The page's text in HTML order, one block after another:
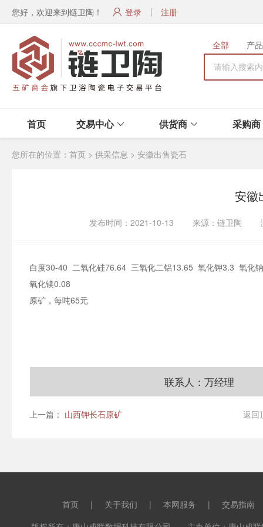
您好，欢迎来到链卫陶！ 登录 注册
全部 产品
首页 交易中心 供货商 采购商
您所在的位置： 首页 > 供采信息 > 安徽出售瓷石
安徽
发布时间：2021-10-13 来源：链卫陶
白度30-40 二氧化硅76.64 三氧化二铝13.65 氧化钾3.3 氧化
氧化镁0.08
原矿，每吨65元
联系人：万经理
上一篇： 山西钾长石原矿 返回
首页 | 关于我们 | 本网服务 |
交易指南